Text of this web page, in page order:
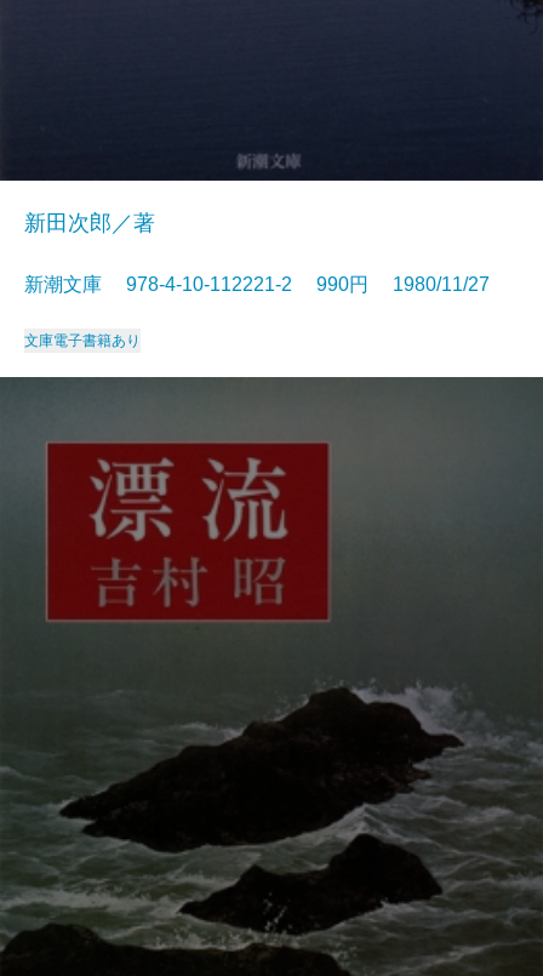
新田次郎／著
新潮文庫 978-4-10-112221-2 990円 1980/11/27
文庫電子書籍あり